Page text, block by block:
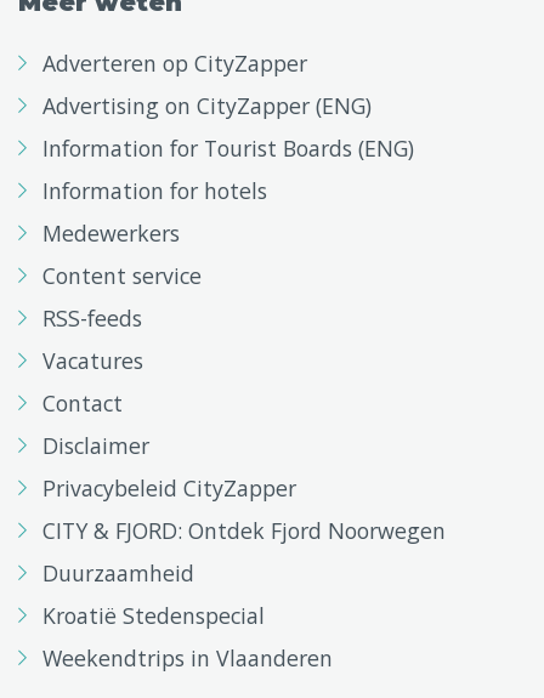
Adverteren op CityZapper
Advertising on CityZapper (ENG)
Information for Tourist Boards (ENG)
Information for hotels
Medewerkers
Content service
RSS-feeds
Vacatures
Contact
Disclaimer
Privacybeleid CityZapper
CITY & FJORD: Ontdek Fjord Noorwegen
Duurzaamheid
Kroatië Stedenspecial
Weekendtrips in Vlaanderen